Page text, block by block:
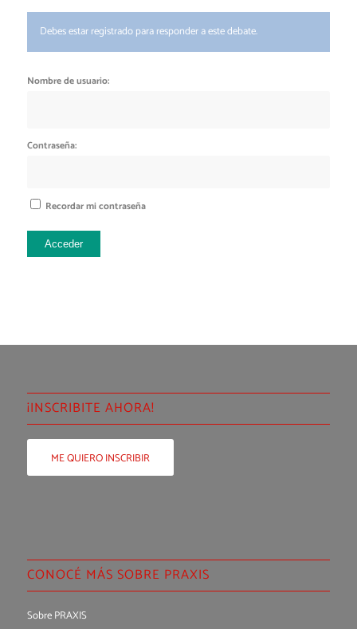
Debes estar registrado para responder a este debate.
Nombre de usuario:
Contraseña:
Recordar mi contraseña
Acceder
¡INSCRIBITE AHORA!
ME QUIERO INSCRIBIR
CONOCÉ MÁS SOBRE PRAXIS
Sobre PRAXIS